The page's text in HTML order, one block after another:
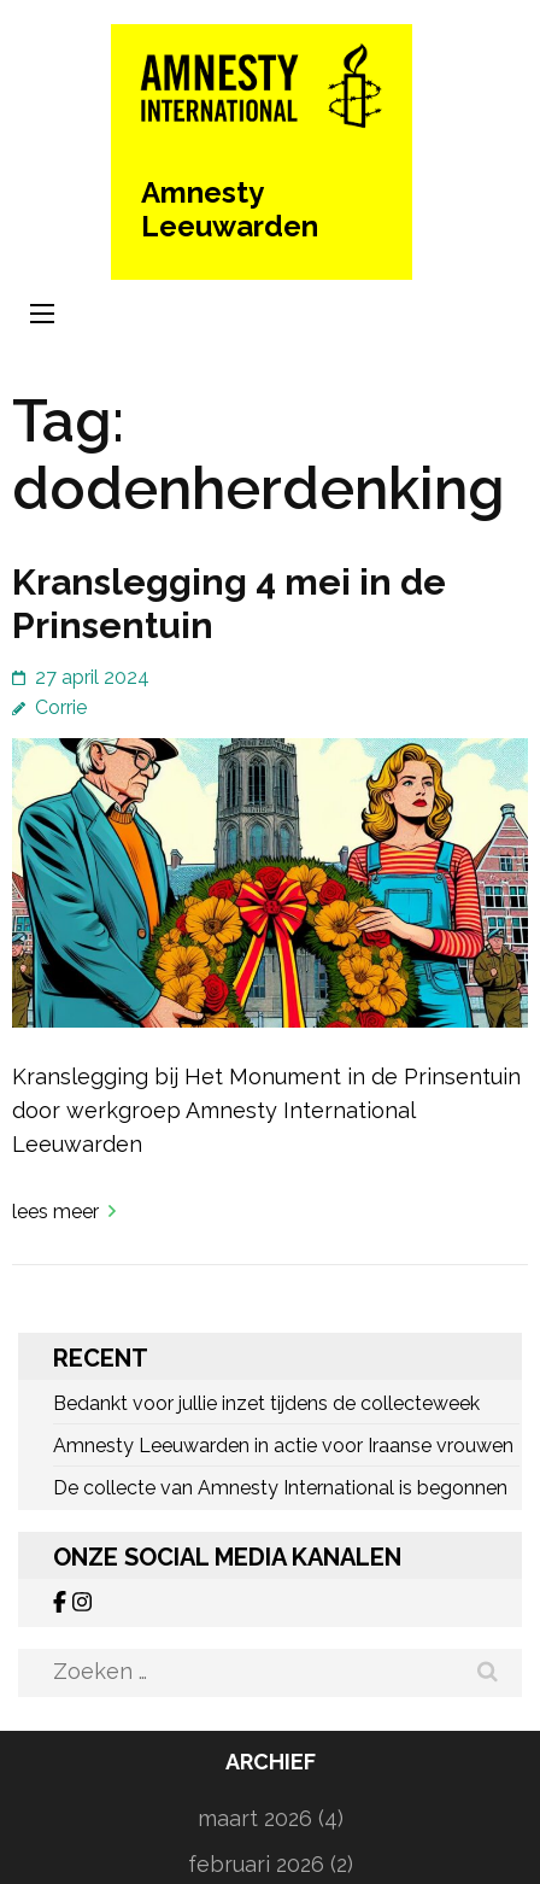
Amnesty
Leeuwarden
Tag:
dodenherdenking
Kranslegging 4 mei in de
Prinsentuin
27 april 2024
Corrie
Kranslegging bij Het Monument in de Prinsentuin
door werkgroep Amnesty International
Leeuwarden
lees meer
RECENT
Bedankt voor jullie inzet tijdens de collecteweek
Amnesty Leeuwarden in actie voor Iraanse vrouwen
De collecte van Amnesty International is begonnen
ONZE SOCIAL MEDIA KANALEN
Zoeken
ARCHIEF
maart 2026 (4)
februari 2026 (2)